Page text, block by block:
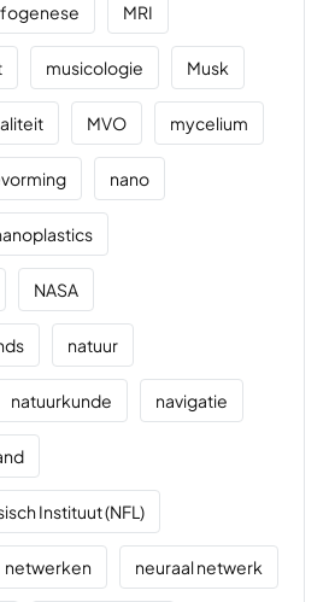
MRI
musicologie Musk
MVO mycelium
nano
NASA
natuur
natuurkunde navigatie
Instituut (NFL)
netwerken neuraal netwerk